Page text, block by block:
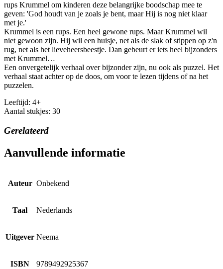
rups Krummel om kinderen deze belangrijke boodschap mee te
geven: 'God houdt van je zoals je bent, maar Hij is nog niet klaar
met je.'
Krummel is een rups. Een heel gewone rups. Maar Krummel wil
niet gewoon zijn. Hij wil een huisje, net als de slak of stippen op z'n
rug, net als het lieveheersbeestje. Dan gebeurt er iets heel bijzonders
met Krummel…
Een onvergetelijk verhaal over bijzonder zijn, nu ook als puzzel. Het
verhaal staat achter op de doos, om voor te lezen tijdens of na het
puzzelen.
Leeftijd: 4+
Aantal stukjes: 30
Gerelateerd
Aanvullende informatie
Auteur Onbekend
Taal Nederlands
Uitgever Neema
ISBN 9789492925367